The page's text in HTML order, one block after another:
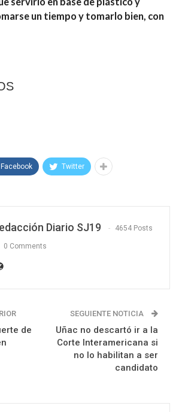
un tiempo y tomarlo bien, con
Facebook Twitter
Diario SJ19 4654 Posts
0 Comments
de
SEGUIENTE NOTICIA
Uñac no descartó ir a la
Corte Interamericana si
no lo habilitan a ser
candidato